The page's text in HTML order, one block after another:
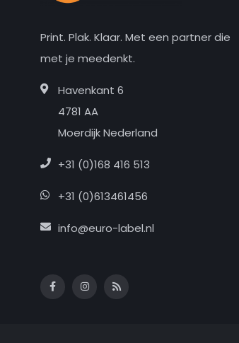
Print. Plak. Klaar. Met een partner die
met je meedenkt.
Havenkant 6
4781 AA
Moerdijk Nederland
+31 (0)168 416 513
+31 (0)613461456
info@euro-label.nl